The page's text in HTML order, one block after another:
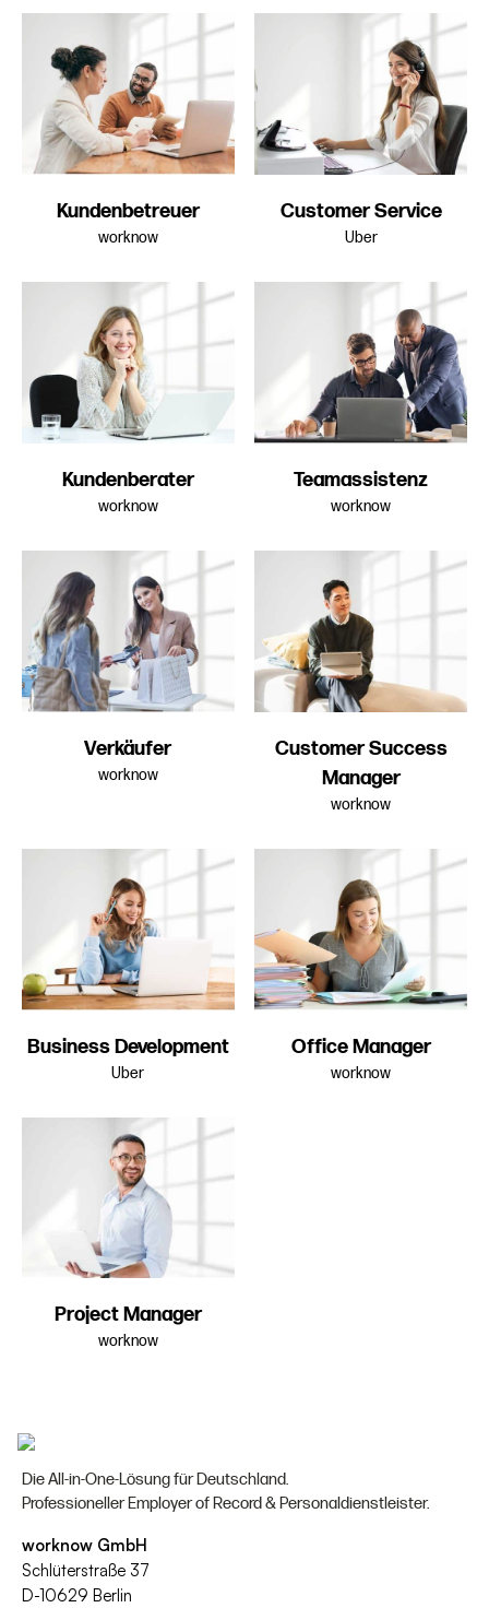
zwingend erforderlich
Kundenbetreuer
worknow
Customer Service
Uber
Kundenberater
worknow
Teamassistenz
worknow
Verkäufer
worknow
Customer Success
Manager
worknow
Business Development
Uber
Office Manager
worknow
Project Manager
worknow
Die All-in-One-Lösung für Deutschland.
Professioneller Employer of Record & Personaldienstleister.
worknow GmbH
Schlüterstraße 37
D-10629 Berlin